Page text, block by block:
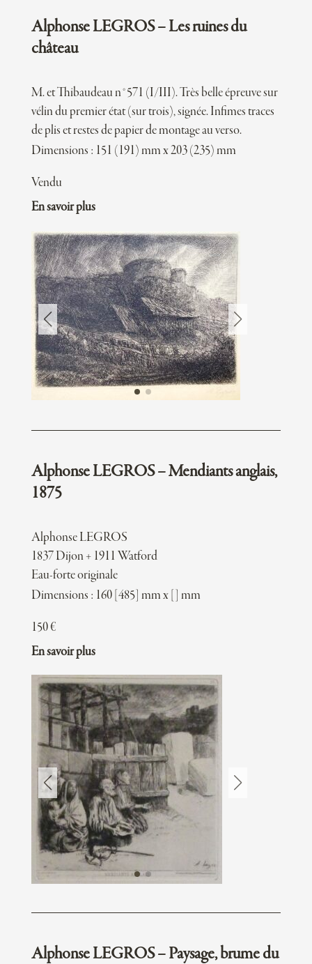
Alphonse LEGROS – Les ruines du
château
M. et Thibaudeau n°571 (I/III). Très belle épreuve sur
vélin du premier état (sur trois), signée. Infimes traces
de plis et restes de papier de montage au verso.
Dimensions : 151 (191) mm x 203 (235) mm
Vendu
En savoir plus
Alphonse LEGROS – Mendiants anglais,
1875
Alphonse LEGROS
1837 Dijon + 1911 Watford
Eau-forte originale
Dimensions : 160 [485] mm x [] mm
150€
En savoir plus
Alphonse LEGROS – Paysage, brume du